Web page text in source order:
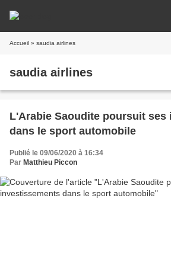
Accueil » saudia airlines
saudia airlines
L'Arabie Saoudite poursuit ses
dans le sport automobile
Publié le 09/06/2020 à 16:34
Par Matthieu Piccon